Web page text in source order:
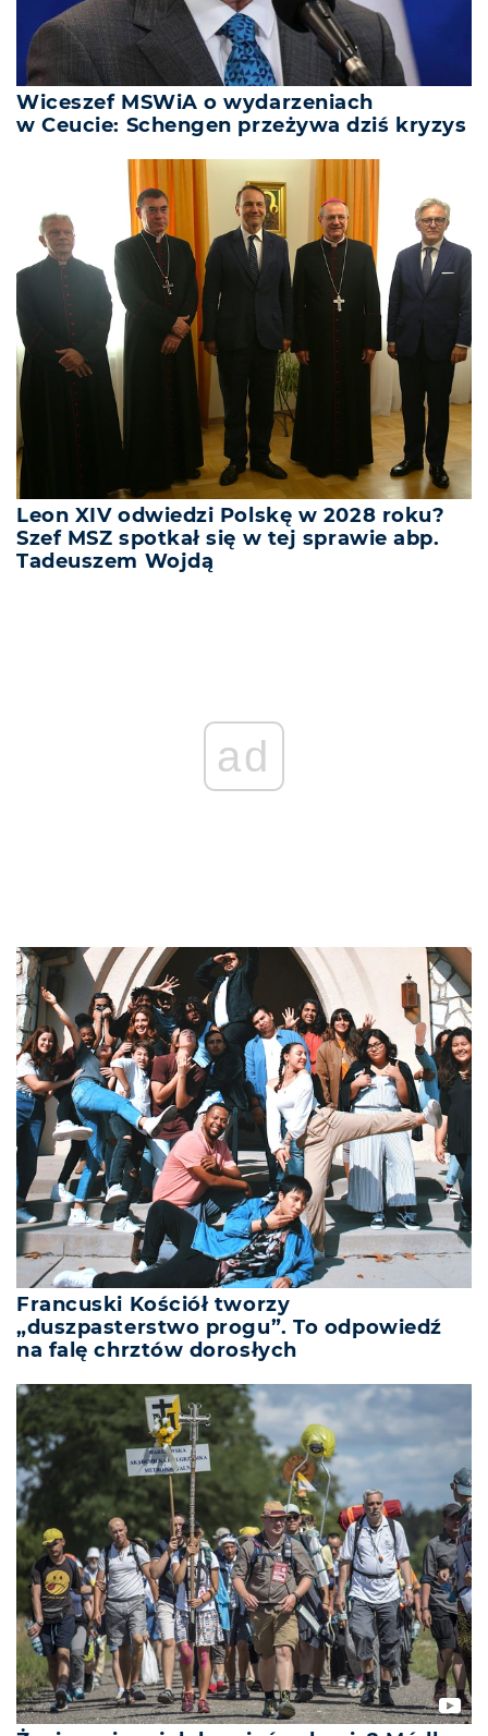
Wiceszef MSWiA o wydarzeniach
w Ceucie: Schengen przeżywa dziś kryzys
Leon XIV odwiedzi Polskę w 2028 roku?
Szef MSZ spotkał się w tej sprawie abp.
Tadeuszem Wojdą
ad
Francuski Kościół tworzy
„duszpasterstwo progu”. To odpowiedź
na falę chrztów dorosłych